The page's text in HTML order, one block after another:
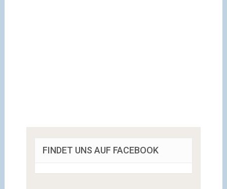
FINDET UNS AUF FACEBOOK